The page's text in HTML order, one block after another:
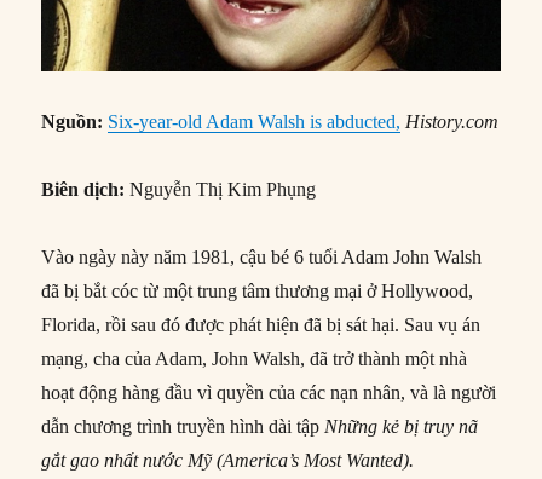
Nguồn: Six-year-old Adam Walsh is abducted, History.com
Biên dịch: Nguyễn Thị Kim Phụng
Vào ngày này năm 1981, cậu bé 6 tuổi Adam John Walsh
đã bị bắt cóc từ một trung tâm thương mại ở Hollywood,
Florida, rồi sau đó được phát hiện đã bị sát hại. Sau vụ án
mạng, cha của Adam, John Walsh, đã trở thành một nhà
hoạt động hàng đầu vì quyền của các nạn nhân, và là người
dẫn chương trình truyền hình dài tập Những kẻ bị truy nã
gắt gao nhất nước Mỹ (America’s Most Wanted).